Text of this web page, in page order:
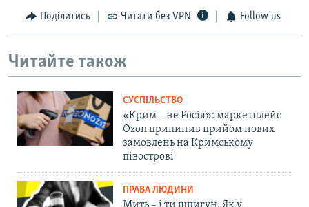
Поділитись Читати без VPN Follow us
Читайте також
СУСПІЛЬСТВО
«Крим – не Росія»: маркетплейс
Ozon припинив прийом нових
замовлень на Кримському
півострові
ПРАВА ЛЮДИНИ